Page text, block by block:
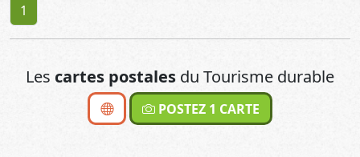
1
Les cartes postales du Tourisme durable
POSTEZ 1 CARTE